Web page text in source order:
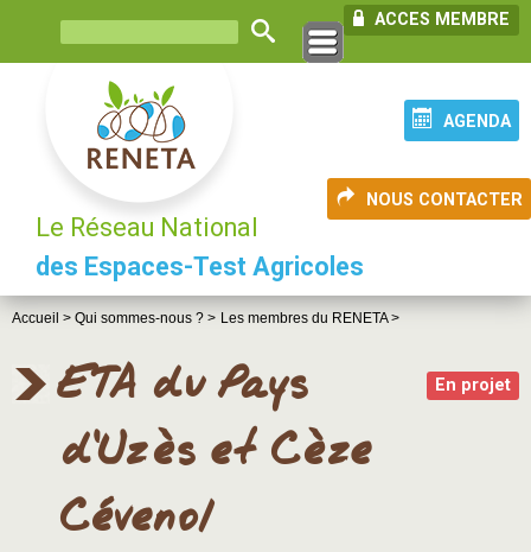
ACCES MEMBRE
AGENDA
NOUS CONTACTER
Le Réseau National
des Espaces-Test Agricoles
Accueil > Qui sommes-nous ? > Les membres du RENETA >
En projet
ETA du Pays
d’Uzès et Cèze
Cévenol